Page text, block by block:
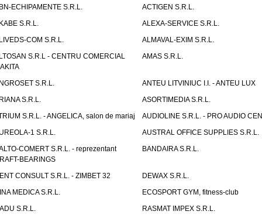
ECHIPAMENTE S.R.L.
ACTIGEN S.R.L.
S.R.L.
ALEXA-SERVICE S.R.L.
COM S.R.L.
ALMAVAL-EXIM S.R.L.
S.R.L - CENTRU COMERCIAL
AMAS S.R.L.
S.R.L.
ANTEU LITVINIUC I.I. - ANTEU LUX
S.R.L.
ASORTIMEDIA S.R.L.
S.R.L. - ANGELICA, salon de mariaj
AUDIOLINE S.R.L. - PRO AUDIO
1 S.R.L.
AUSTRAL OFFICE SUPPLIES S.R.L.
COMERT S.R.L. - reprezentant
BEARINGS
BANDAIRA S.R.L.
CONSULT S.R.L. - ZIMBET 32
DEWAX S.R.L.
MEDICA S.R.L.
ECOSPORT GYM, fitness-club
S.R.L.
RASMAT IMPEX S.R.L.